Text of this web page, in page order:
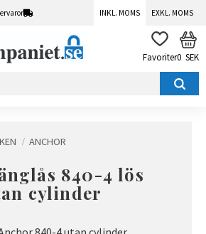
INKL. MOMS EXKL. MOMS
FAVORITER
0 SEK
ANCHOR
840-4 lös
cylinder